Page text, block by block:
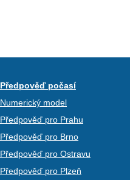
Předpověď počasí
Numerický model
Předpověď pro Prahu
Předpověď pro Brno
Předpověď pro Ostravu
Předpověď pro Plzeň